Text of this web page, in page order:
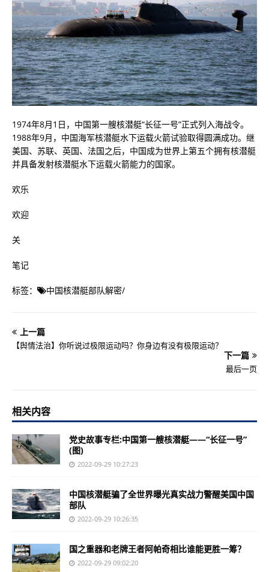
1974年8月1日，中国第一艘核潜艇“长征一号”正式列入海战令。
1988年9月，中国海军核潜艇水下运载火箭试验取得圆满成功。继
美国、苏联、英国、法国之后，中国成为世界上第五个拥有核潜艇
并具备发射核潜艇水下运载火箭能力的国家。
欢乐
欢迎
关
笔记
标签： 中国核潜艇部队解密/
上一篇
【舆情法治】你听说过极限运动吗？你身边有没有极限运动？
下一篇
最后一页
相关内容
党史故事专栏:中国第一艘核潜艇——“长征一号”
(图)
2022-09-29 10:27:23
中国核潜艇骗了全世界曝光真实战力警醒美国中国
部队
2022-09-29 10:26:35
国之重器和老牌王者阿帕奇相比谁能更胜一筹？
2022-09-29 09:02:20